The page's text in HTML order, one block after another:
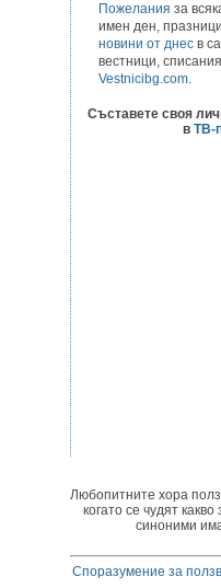
Пожелания за
имен ден,
новини от днес в
вестници,
Vestnicibg.com.
Съставете своя
в ТВ-
Любопитните хора
когато се чудят
синоними
Споразумение за